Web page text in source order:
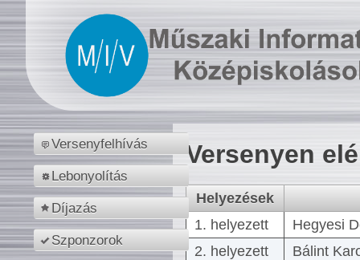
Versenyfelhívás
Lebonyolítás
Díjazás
Szponzorok
Versenyen
Helyezések
1. helyezett
Hegyesi
2. helyezett
Bálint